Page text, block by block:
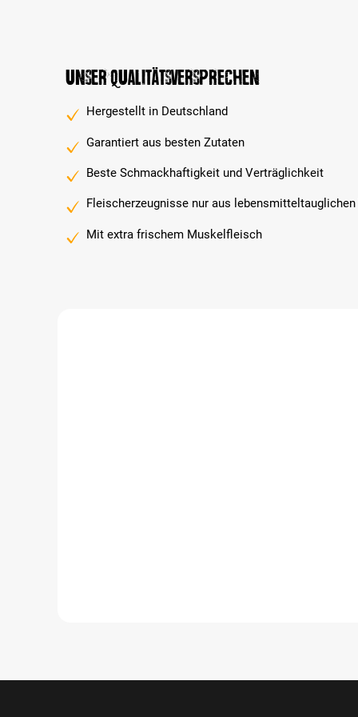
Unser Qualitätsversprechen
Hergestellt in Deutschland
Garantiert aus besten Zutaten
Beste Schmackhaftigkeit und Verträglichkeit
Fleischerzeugnisse nur aus
Mit extra frischem Muskelfleisch